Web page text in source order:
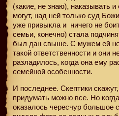
(какие, не знаю), наказывать
могут, над ней только суд
уже привыкла и ничего не
семьи, конечно) стала
был дан свыше. С мужем ей не
такой ответственности и они
разладилось, когда она ему
семейной особенности.
И последнее. Скептики
придумать можно все. Но
оказалось чересчур большое